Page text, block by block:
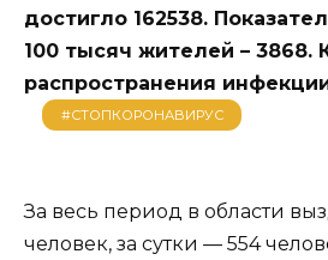
достигло 162538.
100 тысяч жителей – 3868.
распространения
#СТОПКОРОНАВИРУС
За весь период в области
человек, за сутки — 554